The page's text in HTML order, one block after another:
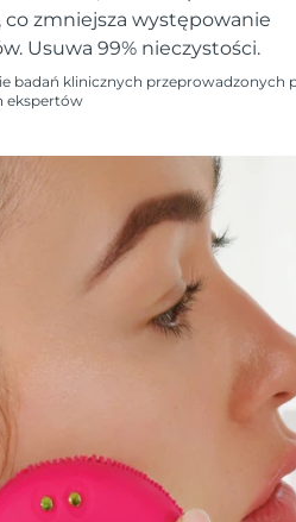
co zmniejsza występowanie
Usuwa 99% nieczystości.
badań klinicznych przeprowadzonych
ekspertów